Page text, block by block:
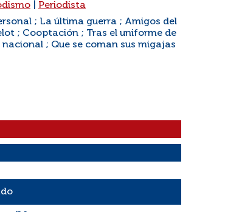
Periodista
; La última guerra ; Amigos del
; Cooptación ; Tras el uniforme de
; Que se coman sus migajas